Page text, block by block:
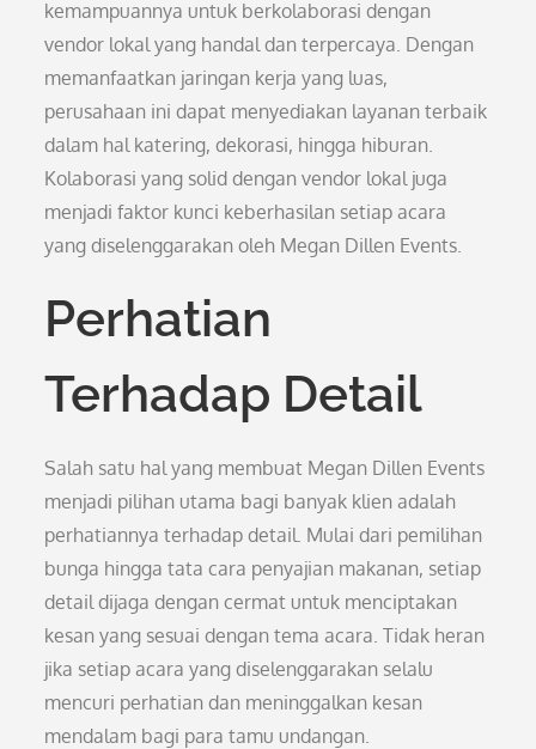
kemampuannya untuk berkolaborasi dengan
vendor lokal yang handal dan terpercaya. Dengan
memanfaatkan jaringan kerja yang luas,
perusahaan ini dapat menyediakan layanan terbaik
dalam hal katering, dekorasi, hingga hiburan.
Kolaborasi yang solid dengan vendor lokal juga
menjadi faktor kunci keberhasilan setiap acara
yang diselenggarakan oleh Megan Dillen Events.
Perhatian
Terhadap Detail
Salah satu hal yang membuat Megan Dillen Events
menjadi pilihan utama bagi banyak klien adalah
perhatiannya terhadap detail. Mulai dari pemilihan
bunga hingga tata cara penyajian makanan, setiap
detail dijaga dengan cermat untuk menciptakan
kesan yang sesuai dengan tema acara. Tidak heran
jika setiap acara yang diselenggarakan selalu
mencuri perhatian dan meninggalkan kesan
mendalam bagi para tamu undangan.